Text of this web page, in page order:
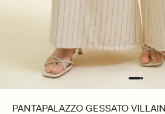
PANTAPALAZZO GESSATO VILLAIN